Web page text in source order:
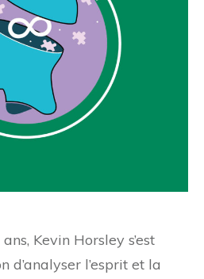
Kevin Horsley s’est
d’analyser l’esprit et la